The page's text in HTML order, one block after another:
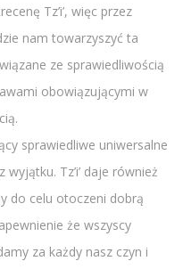
Tz’i’, więc przez
nam towarzyszyć ta
ze sprawiedliwością
obowiązującymi w
sprawiedliwe uniwersalne
Tz’i’ daje również
do celu otoczeni dobrą
że wszyscy
za każdy nasz czyn i